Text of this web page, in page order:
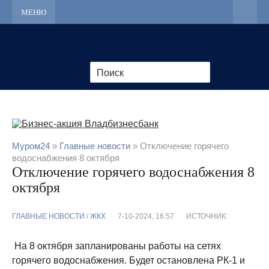
МЕНЮ
Муром24 » Главные новости » Отключение горячего
водоснабжения 8 октября
Отключение горячего водоснабжения 8
октября
ГЛАВНЫЕ НОВОСТИ / ЖКХ 7-10-2024, 16:57 ИСТОЧНИК:
На 8 октября запланированы работы на сетях
горячего водоснабжения. Будет остановлена РК-1 и